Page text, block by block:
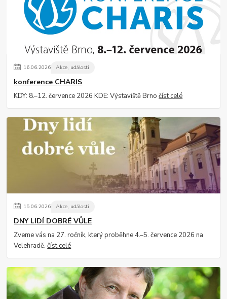
16.06.2026 Akce, události
konference CHARIS
KDY: 8.–12. července 2026 KDE: Výstaviště Brnočíst celé
15.06.2026 Akce, události
DNY LIDÍ DOBRÉ VŮLE
Zveme vás na 27. ročník, který proběhne 4.–5. července 2026 na
Velehradě.číst celé